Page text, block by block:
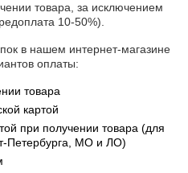
товара, за исключением
10-50%).
в нашем интернет-магазине
оплаты:
товара
картой
при получении товара (для
Петербурга, МО и ЛО)